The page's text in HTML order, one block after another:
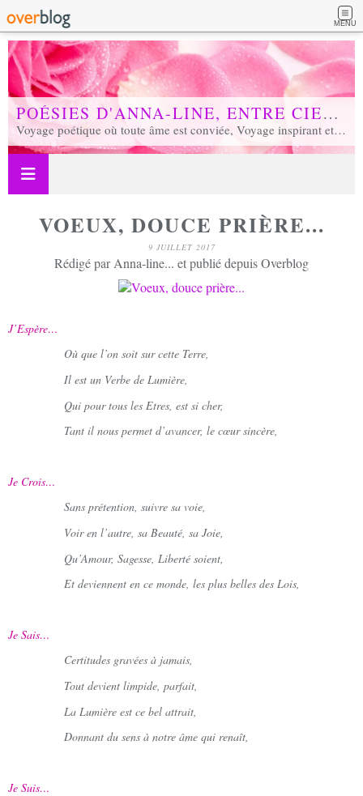
MENU
POÉSIES D'ANNA-LINE, ENTRE CIEL ET TERRE...
Voyage poétique où toute âme est conviée, Voyage inspirant et inspiré, Voyage en soi et d'unité, Voyage au coeur de notre réalité...
VOEUX, DOUCE PRIÈRE...
9 JUILLET 2017
Rédigé par Anna-line... et publié depuis Overblog
J’Espère…
Où que l’on soit sur cette Terre,
Il est un Verbe de Lumière,
Qui pour tous les Etres, est si cher,
Tant il nous permet d’avancer, le cœur sincère,
Je Crois…
Sans prétention, suivre sa voie,
Voir en l’autre, sa Beauté, sa Joie,
Qu’Amour, Sagesse, Liberté soient,
Et deviennent en ce monde, les plus belles des Lois,
Je Sais…
Certitudes gravées à jamais,
Tout devient limpide, parfait,
La Lumière est ce bel attrait,
Donnant du sens à notre âme qui renaît,
Je Suis…